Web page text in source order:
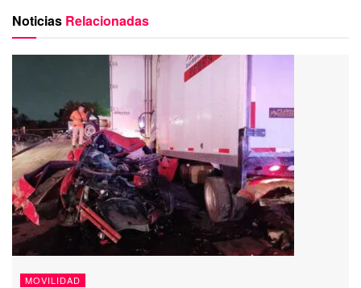
Noticias Relacionadas
MOVILIDAD